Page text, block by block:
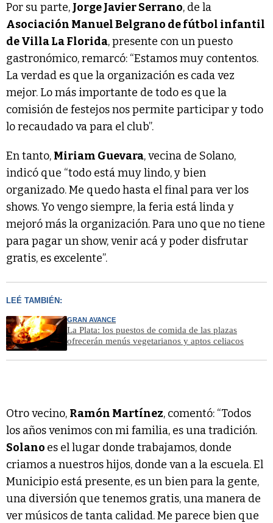
Por su parte, Jorge Javier Serrano, de la
Asociación Manuel Belgrano de fútbol infantil
de Villa La Florida, presente con un puesto
gastronómico, remarcó: “Estamos muy contentos.
La verdad es que la organización es cada vez
mejor. Lo más importante de todo es que la
comisión de festejos nos permite participar y todo
lo recaudado va para el club”.
En tanto, Miriam Guevara, vecina de Solano,
indicó que “todo está muy lindo, y bien
organizado. Me quedo hasta el final para ver los
shows. Yo vengo siempre, la feria está linda y
mejoró más la organización. Para uno que no tiene
para pagar un show, venir acá y poder disfrutar
gratis, es excelente”.
LEÉ TAMBIÉN:
GRAN AVANCE
La Plata: los puestos de comida de las plazas
ofrecerán menús vegetarianos y aptos celiacos
Otro vecino, Ramón Martínez, comentó: “Todos
los años venimos con mi familia, es una tradición.
Solano es el lugar donde trabajamos, donde
criamos a nuestros hijos, donde van a la escuela. El
Municipio está presente, es un bien para la gente,
una diversión que tenemos gratis, una manera de
ver músicos de tanta calidad. Me parece bien que